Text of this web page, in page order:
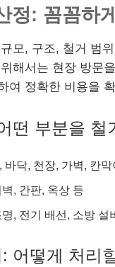
정: 꼼꼼하
모, 구조, 철거 범
해서는 현장 방문
여 정확한 비용을
떤 부분을 철
바닥, 천장, 가벽, 칸막
, 간판, 옥상 등
, 전기 배선, 소방 설
어떻게 처리